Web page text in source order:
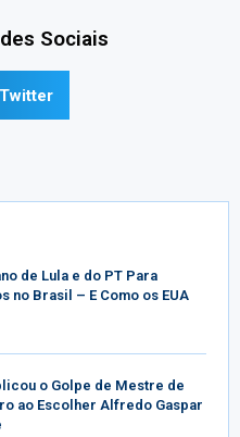
Sociais
Twitter
de Lula e do PT Para
no Brasil – E Como os EUA
o Golpe de Mestre de
ao Escolher Alfredo Gaspar